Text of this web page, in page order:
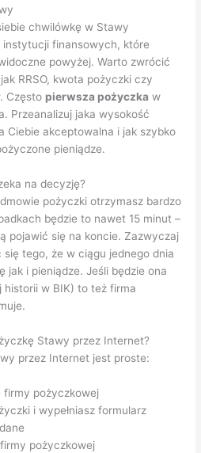
chwilówkę w Stawy
finansowych, które
powyżej. Warto zwrócić
RRSO, kwota pożyczki czy
Często pierwsza pożyczka w
Przeanalizuj jaka wysokość
Ciebie akceptowalna i jak szybko
pieniądze.
na decyzję?
pożyczki otrzymasz bardzo
będzie to nawet 15 minut –
pojawić się na koncie. Zazwyczaj
się tego, że w ciągu jednego dnia
jak i pieniądze. Jeśli będzie ona
historii w BIK) to też firma
Stawy przez Internet?
przez Internet jest proste:
firmy pożyczkowej
i wypełniasz formularz
pożyczkowej